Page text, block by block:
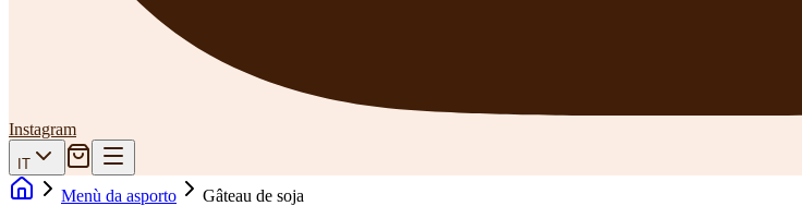
Instagram
IT
Menù da asporto Gâteau de soja